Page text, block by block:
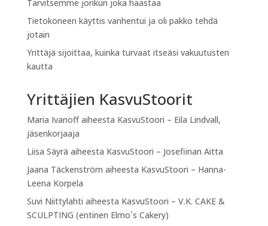
Tarvitsemme jonkun joka haastaa
Tietokoneen käyttis vanhentui ja oli pakko tehdä
jotain
Yrittäjä sijoittaa, kuinka turvaat itseäsi vakuutusten
kautta
Yrittäjien KasvuStoorit
Maria Ivanoffaiheesta KasvuStoori – Eila Lindvall,
jäsenkorjaaja
Liisa Säyrä aiheesta KasvuStoori – Josefiinan Aitta
Jaana Täckenström aiheesta KasvuStoori – Hanna-
Leena Korpela
Suvi Niittylahti aiheesta KasvuStoori – V.K. CAKE &
SCULPTING (entinen Elmo`s Cakery)